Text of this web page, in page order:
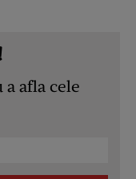
a afla cele